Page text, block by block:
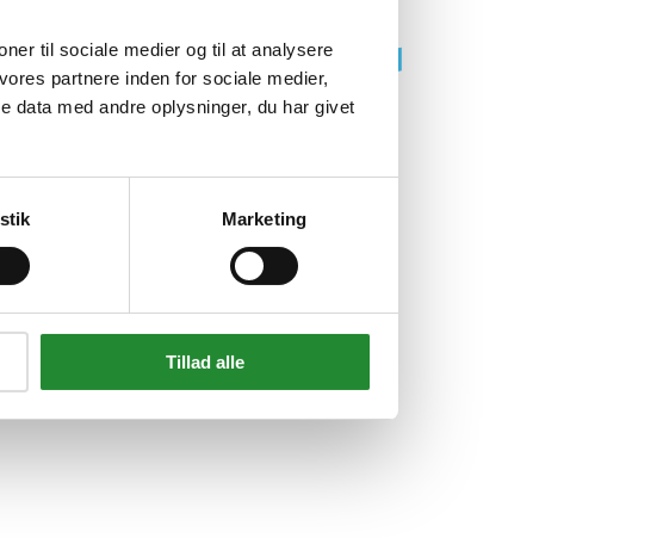
til sociale medier og til at analysere
partnere inden for sociale medier,
data med andre oplysninger, du har givet
Marketing
Tillad alle